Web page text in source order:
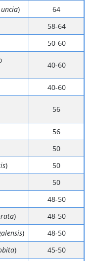
)
64
58-64
50-60
40-60
40-60
56
56
50
)
50
50
48-50
)
48-50
)
48-50
)
45-50